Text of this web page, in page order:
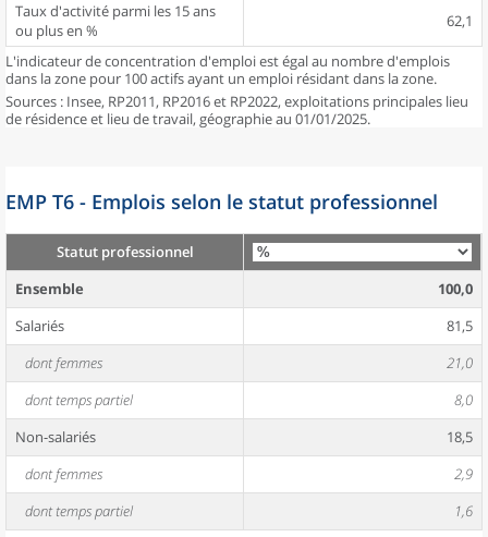
Taux d'activité parmi les 15 ans
ou plus en %
62,1
L'indicateur de concentration d'emploi est égal au nombre d'emplois
dans la zone pour 100 actifs ayant un emploi résidant dans la zone.
Sources : Insee, RP2011, RP2016 et RP2022, exploitations principales lieu
de résidence et lieu de travail, géographie au 01/01/2025.
EMP T6 - Emplois selon le statut professionnel
Statut professionnel
Ensemble
100,0
Salariés
81,5
dont femmes
21,0
dont temps partiel
8,0
Non-salariés
18,5
dont femmes
2,9
dont temps partiel
1,6